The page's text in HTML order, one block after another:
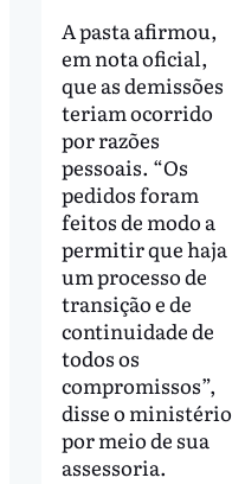
A pasta afirmou,
em nota oficial,
que as demissões
teriam ocorrido
por razões
pessoais. “Os
pedidos foram
feitos de modo a
permitir que haja
um processo de
transição e de
continuidade de
todos os
compromissos”,
disse o ministério
por meio de sua
assessoria.